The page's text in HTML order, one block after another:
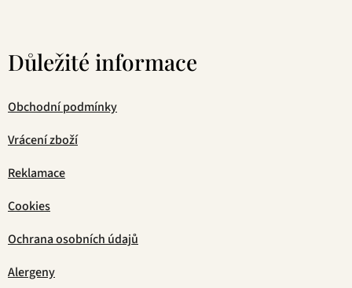
Důležité informace
Obchodní podmínky
Vrácení zboží
Reklamace
Cookies
Ochrana osobních údajů
Alergeny